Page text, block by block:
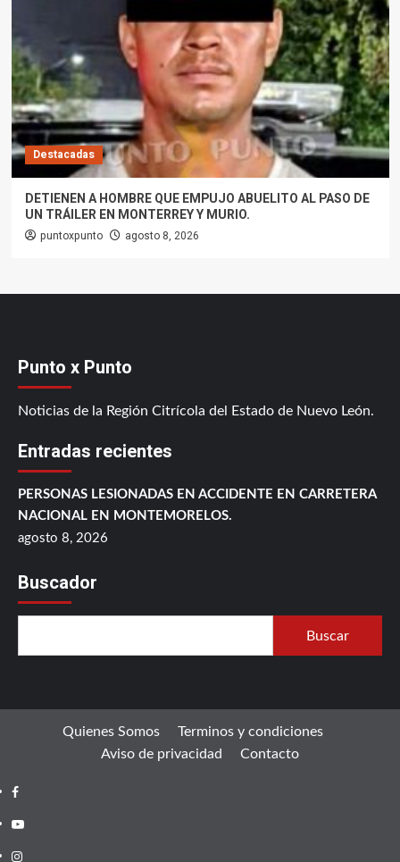
Destacadas
DETIENEN A HOMBRE QUE EMPUJO ABUELITO AL PASO DE
UN TRÁILER EN MONTERREY Y MURIO.
puntoxpunto agosto 8, 2026
Punto x Punto
Noticias de la Región Citrícola del Estado de Nuevo León.
Entradas recientes
PERSONAS LESIONADAS EN ACCIDENTE EN CARRETERA
NACIONAL EN MONTEMORELOS.
agosto 8, 2026
Buscador
Buscar
Quienes Somos
Terminos y condiciones
Aviso de privacidad
Contacto
Facebook
Youtube
Instagram